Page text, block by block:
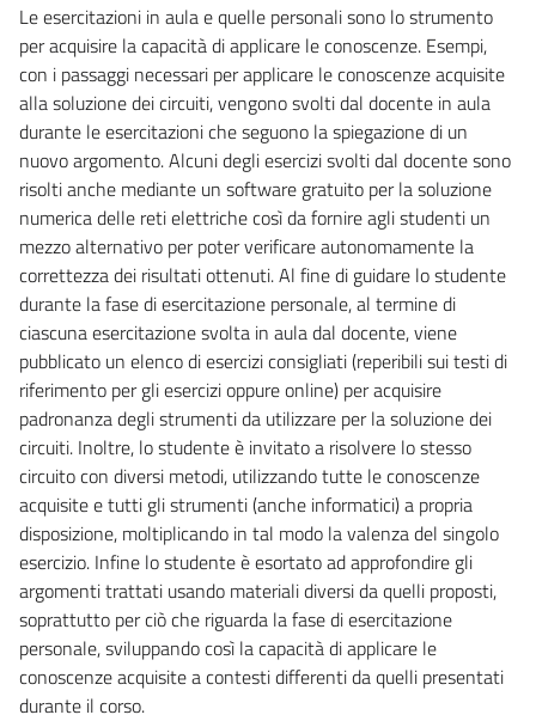
Le esercitazioni in aula e quelle personali sono lo strumento
per acquisire la capacità di applicare le conoscenze. Esempi,
con i passaggi necessari per applicare le conoscenze acquisite
alla soluzione dei circuiti, vengono svolti dal docente in aula
durante le esercitazioni che seguono la spiegazione di un
nuovo argomento. Alcuni degli esercizi svolti dal docente sono
risolti anche mediante un software gratuito per la soluzione
numerica delle reti elettriche così da fornire agli studenti un
mezzo alternativo per poter verificare autonomamente la
correttezza dei risultati ottenuti. Al fine di guidare lo studente
durante la fase di esercitazione personale, al termine di
ciascuna esercitazione svolta in aula dal docente, viene
pubblicato un elenco di esercizi consigliati (reperibili sui testi di
riferimento per gli esercizi oppure online) per acquisire
padronanza degli strumenti da utilizzare per la soluzione dei
circuiti. Inoltre, lo studente è invitato a risolvere lo stesso
circuito con diversi metodi, utilizzando tutte le conoscenze
acquisite e tutti gli strumenti (anche informatici) a propria
disposizione, moltiplicando in tal modo la valenza del singolo
esercizio. Infine lo studente è esortato ad approfondire gli
argomenti trattati usando materiali diversi da quelli proposti,
soprattutto per ciò che riguarda la fase di esercitazione
personale, sviluppando così la capacità di applicare le
conoscenze acquisite a contesti differenti da quelli presentati
durante il corso.